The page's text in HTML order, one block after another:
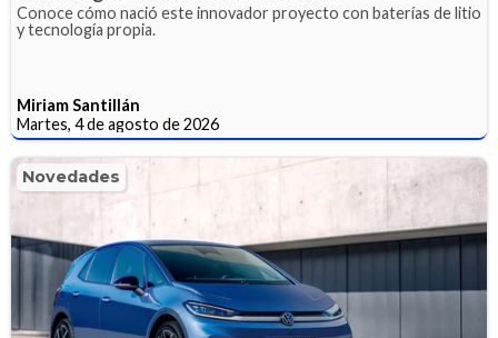
Conoce cómo nació este innovador proyecto con baterías de litio
y tecnología propia.
Miriam Santillán
Martes, 4 de agosto de 2026
Novedades